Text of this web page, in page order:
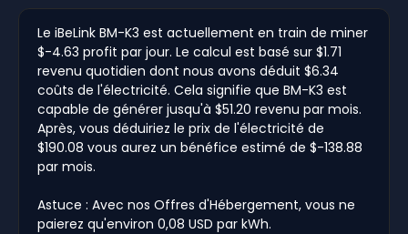
Le iBeLink BM-K3 est actuellement en train de miner
$-4.63 profit par jour. Le calcul est basé sur $1.71
revenu quotidien dont nous avons déduit $6.34
coûts de l'électricité. Cela signifie que BM-K3 est
capable de générer jusqu'à $51.20 revenu par mois.
Après, vous déduiriez le prix de l'électricité de
$190.08 vous aurez un bénéfice estimé de $-138.88
par mois.
Astuce : Avec nos Offres d'Hébergement, vous ne
paierez qu'environ 0,08 USD par kWh.